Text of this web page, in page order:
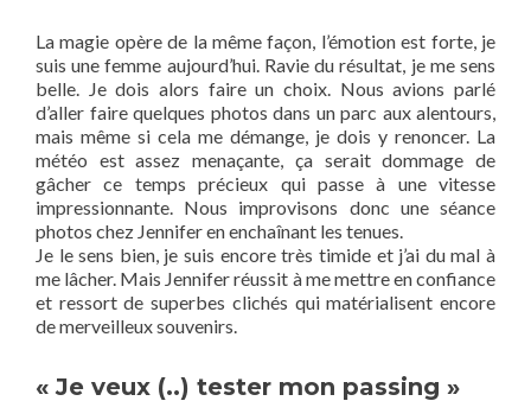
La magie opère de la même façon, l’émotion est forte, je
suis une femme aujourd’hui. Ravie du résultat, je me sens
belle. Je dois alors faire un choix. Nous avions parlé
d’aller faire quelques photos dans un parc aux alentours,
mais même si cela me démange, je dois y renoncer. La
météo est assez menaçante, ça serait dommage de
gâcher ce temps précieux qui passe à une vitesse
impressionnante. Nous improvisons donc une séance
photos chez Jennifer en enchaînant les tenues.
Je le sens bien, je suis encore très timide et j’ai du mal à
me lâcher. Mais Jennifer réussit à me mettre en confiance
et ressort de superbes clichés qui matérialisent encore
de merveilleux souvenirs.
« Je veux (..) tester mon passing »